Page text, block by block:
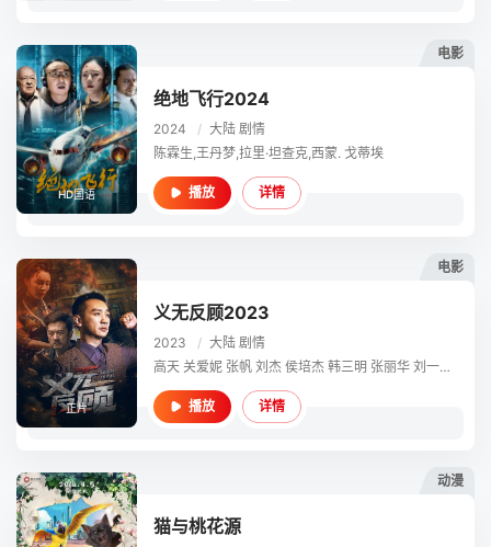
电影
HD国语
绝地飞行2024
2024 / 大陆 剧情
陈霖生,王丹梦,拉里·坦查克,西蒙. 戈蒂埃
播放 详情
电影
正片
义无反顾2023
2023 / 大陆 剧情
高天 关爱妮 张帆 刘杰 侯培杰 韩三明 张丽华 刘一辛 陈霖生
播放 详情
动漫
猫与桃花源